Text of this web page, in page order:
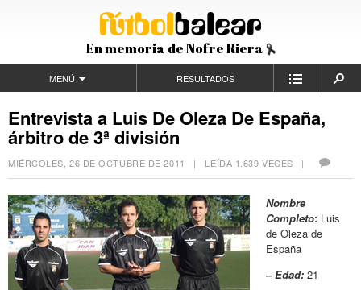
En memoria de Nofre Riera
MENÚ RESULTADOS
Entrevista a Luis De Oleza De España,
árbitro de 3ª división
MIÉRCOLES, 26 DE OCTUBRE DE 2011 | LEÍDA 1.639 VECES |
Nombre
Completo: Luis
de Oleza de
España
– Edad: 21